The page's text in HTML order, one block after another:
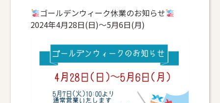
ゴールデンウィーク休業のお知らせ
2024年4月28日(日)〜5月6日(月)